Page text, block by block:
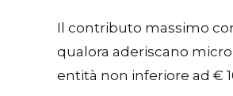
Il contributo massimo
qualora aderiscano
entità non inferiore ad €